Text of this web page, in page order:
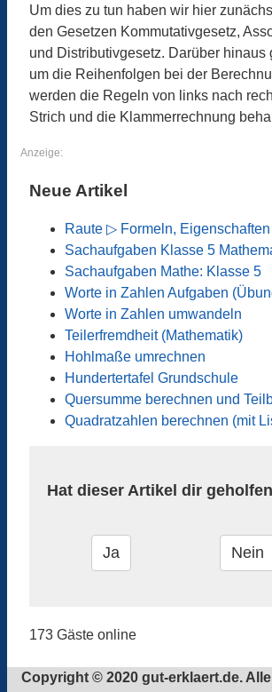
Um dies zu tun haben wir hier
den Gesetzen Kommutativgesetz,
und Distributivgesetz. Darüber hinaus
um die Reihenfolgen bei der
werden die Regeln von links nach
Strich und die Klammerrechnung
Anzeige:
Neue Artikel
Raute ▷ Formeln,
Sachaufgaben Klasse 5
Sachaufgaben Mathe: Klasse 5
Worte in Zahlen Aufgaben
Worte in Zahlen umwandeln
Teilerfremdheit (Mathematik)
Hohlmaße umrechnen
Hundertertafel Grundschule
Quersumme berechnen und
Quadratzahlen berechnen (mit
Hat dieser Artikel dir
173 Gäste online
Copyright © 2020 gut-erklaert.de.